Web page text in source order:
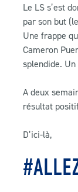
Le LS s’est
par son but
Une frappe
Cameron
splendide.
A deux
résultat
D’ici-là,